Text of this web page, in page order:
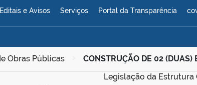
Editais e Avisos Serviços Portal da Transparência
Obras Públicas
CONSTRUÇÃO DE 02 (DUAS)
Legislação da Estrutura